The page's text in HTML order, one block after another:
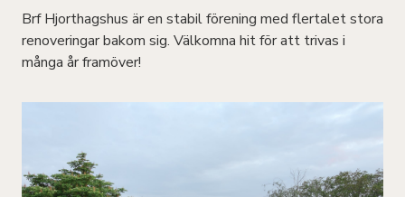
Brf Hjorthagshus är en stabil förening med flertalet stora
renoveringar bakom sig. Välkomna hit för att trivas i
många år framöver!